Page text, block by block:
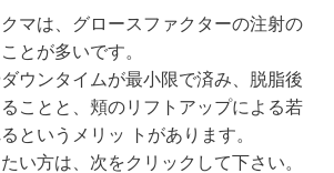
マは、グロースファクターの注射の
とが多いです。
ウンタイムが最小限で済み、脱脂後
ことと、頬のリフトアップによる若
というメリッ トがあります。
い方は、次をクリックして下さい。